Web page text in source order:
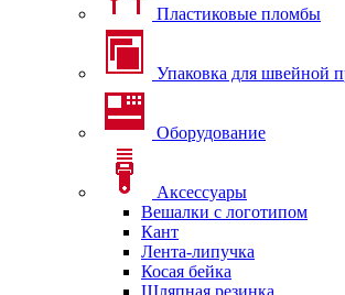
Пластиковые пломбы
Упаковка для швейной
Оборудование
Аксессуары
Вешалки с логотипом
Кант
Лента-липучка
Косая бейка
Шляпная резинка